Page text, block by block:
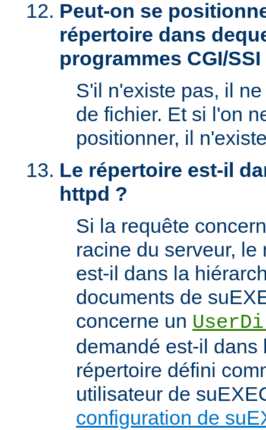
Peut-on se
répertoire dans
programmes CGI/SSI
S'il n'existe pas, il
de fichier. Et si l'on
positionner, il
Le répertoire est-il
httpd ?
Si la requête
racine du serveur,
est-il dans la
documents de
concerne un
demandé est-il dans
répertoire défini
utilisateur de
configuration de